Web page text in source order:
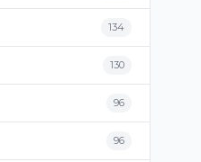
134
130
96
96